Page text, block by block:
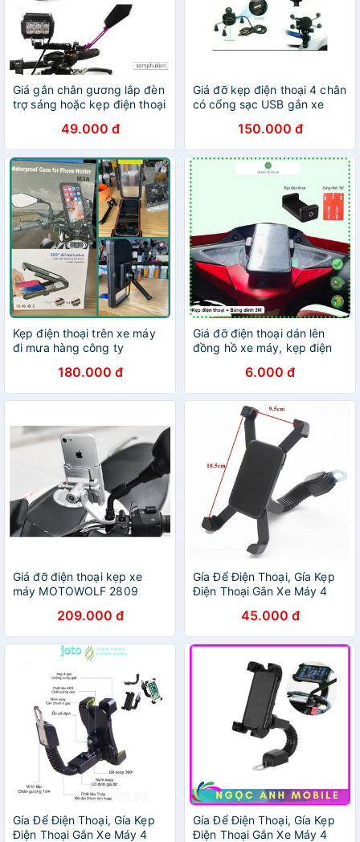
Giá gắn chân gương lắp đèn
trợ sáng hoặc kẹp điện thoại
49.000 đ
Giá đỡ kẹp điện thoại 4 chân
có cổng sạc USB gắn xe
xế Grab Goviet Now
Ahamove Baemin Lalamove
150.000 đ
Kẹp điện thoại trên xe máy
đi mưa hàng công ty
180.000 đ
Giá đỡ điện thoại dán lên
đồng hồ xe máy, kẹp điện
grab,bee, giao hàng, biker
phượt thủ.
6.000 đ
Giá đỡ điện thoại kẹp xe
máy MOTOWOLF 2809
rung, chống giựt, phụ kiện
đồ phượt giá rẻ
209.000 đ
Gía Để Điện Thoại, Gía Kẹp
Điện Thoại Gắn Xe Máy 4
45.000 đ
Gía Để Điện Thoại, Gía Kẹp
Điện Thoại Gắn Xe Máy 4
Gía Để Điện Thoại, Gía Kẹp
Điện Thoại Gắn Xe Máy 4